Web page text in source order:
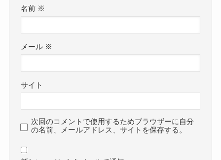
名前 ※
メール ※
サイト
次回のコメントで使用するためブラウザーに自分
の名前、メールアドレス、サイトを保存する。